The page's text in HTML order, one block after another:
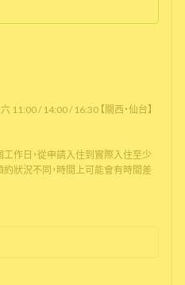
11:00 / 14:00 / 16:30 【關西・仙台】
作日，從申請入住到實際入住至少
狀況不同，時間上可能會有時間差